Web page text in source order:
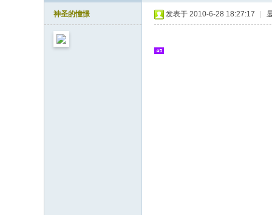
同
社
神圣的憧憬 发表于 2010-6-28 18:27:17